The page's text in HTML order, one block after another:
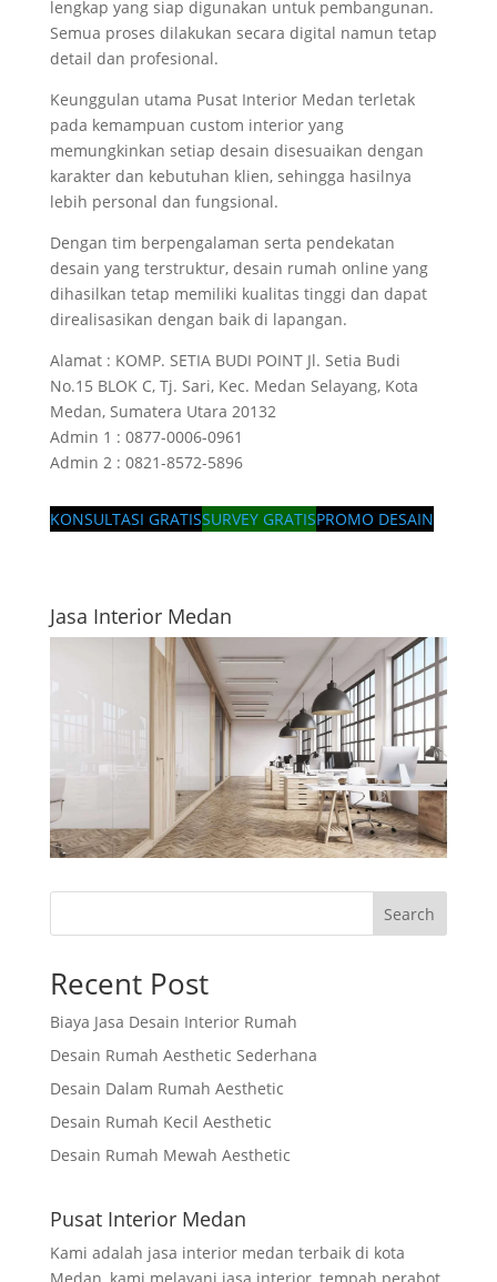
lengkap yang siap digunakan untuk pembangunan.
Semua proses dilakukan secara digital namun tetap
detail dan profesional.
Keunggulan utama Pusat Interior Medan terletak
pada kemampuan custom interior yang
memungkinkan setiap desain disesuaikan dengan
karakter dan kebutuhan klien, sehingga hasilnya
lebih personal dan fungsional.
Dengan tim berpengalaman serta pendekatan
desain yang terstruktur, desain rumah online yang
dihasilkan tetap memiliki kualitas tinggi dan dapat
direalisasikan dengan baik di lapangan.
Alamat : KOMP. SETIA BUDI POINT Jl. Setia Budi
No.15 BLOK C, Tj. Sari, Kec. Medan Selayang, Kota
Medan, Sumatera Utara 20132
Admin 1 : 0877-0006-0961
Admin 2 : 0821-8572-5896
KONSULTASI GRATISSURVEY GRATISPROMO DESAIN
Jasa Interior Medan
Search
Recent Post
Biaya Jasa Desain Interior Rumah
Desain Rumah Aesthetic Sederhana
Desain Dalam Rumah Aesthetic
Desain Rumah Kecil Aesthetic
Desain Rumah Mewah Aesthetic
Pusat Interior Medan
Kami adalah jasa interior medan terbaik di kota